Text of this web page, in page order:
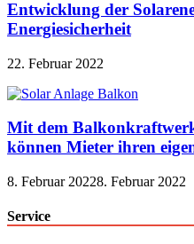
Entwicklung der
Energiesicherheit
22. Februar 2022
Mit dem
können Mieter ihren
8. Februar 20228. Februar 2022
Service